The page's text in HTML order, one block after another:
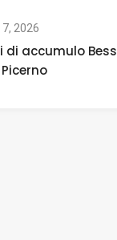
7, 2026
accumulo Bess